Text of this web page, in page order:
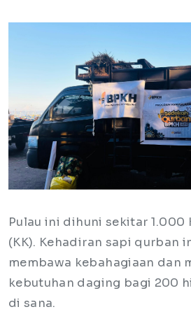
Pulau ini dihuni sekitar 1.000
(KK). Kehadiran sapi qurban
membawa kebahagiaan dan
kebutuhan daging bagi 200
di sana.